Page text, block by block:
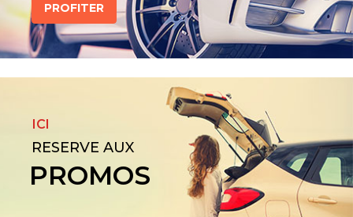
PROFITER
ICI
RESERVE AUX
PROMOS